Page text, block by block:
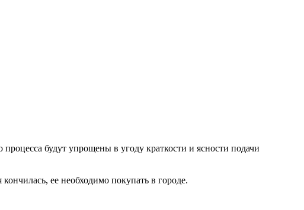
будут упрощены в угоду краткости и ясности подачи
ее необходимо покупать в городе.